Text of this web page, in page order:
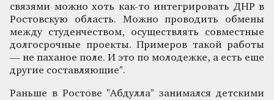
связями можно хоть как-то интегрировать ДНР в
Ростовскую область. Можно проводить обмены
между студенчеством, осуществлять совместные
долгосрочные проекты. Примеров такой работы
— не паханое поле. И это по молодежке, а есть еще
другие составляющие".
Раньше в Ростове "Абдулла" занимался детскими